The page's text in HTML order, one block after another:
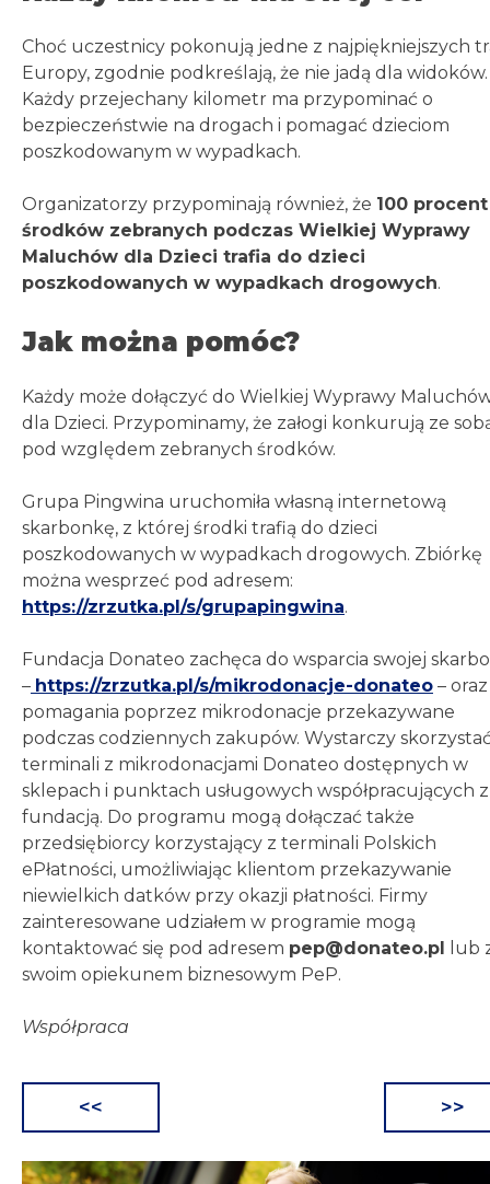
Choć uczestnicy pokonują jedne z najpiękniejszych
Europy, zgodnie podkreślają, że nie jadą dla widoków.
Każdy przejechany kilometr ma przypominać o
bezpieczeństwie na drogach i pomagać dzieciom
poszkodowanym w wypadkach.
Organizatorzy przypominają również, że 100 procent
środków zebranych podczas Wielkiej Wyprawy
Maluchów dla Dzieci trafia do dzieci
poszkodowanych w wypadkach drogowych.
Jak można pomóc?
Każdy może dołączyć do Wielkiej Wyprawy
dla Dzieci. Przypominamy, że załogi konkurują ze
pod względem zebranych środków.
Grupa Pingwina uruchomiła własną internetową
skarbonkę, z której środki trafią do dzieci
poszkodowanych w wypadkach drogowych. Zbiórkę
można wesprzeć pod adresem:
https://zrzutka.pl/s/grupapingwina.
Fundacja Donateo zachęca do wsparcia swojej
– https://zrzutka.pl/s/mikrodonacje-donateo –
pomagania poprzez mikrodonacje przekazywane
podczas codziennych zakupów. Wystarczy
terminali z mikrodonacjami Donateo dostępnych w
sklepach i punktach usługowych współpracujących z
fundacją. Do programu mogą dołączać także
przedsiębiorcy korzystający z terminali Polskich
ePłatności, umożliwiając klientom przekazywanie
niewielkich datków przy okazji płatności. Firmy
zainteresowane udziałem w programie mogą
kontaktować się pod adresem pep@donateo.pl
lub
swoim opiekunem biznesowym PeP.
Współpraca
Nawigacja
wpisu
<< >>